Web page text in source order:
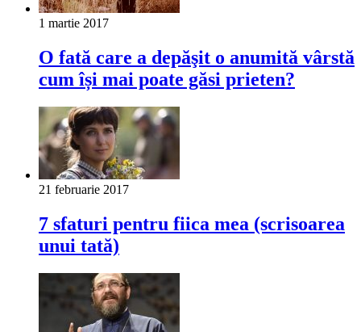
1 martie 2017
O fată care a depăşit o anumită vârstă
cum își mai poate găsi prieten?
21 februarie 2017
7 sfaturi pentru fiica mea (scrisoarea
unui tată)